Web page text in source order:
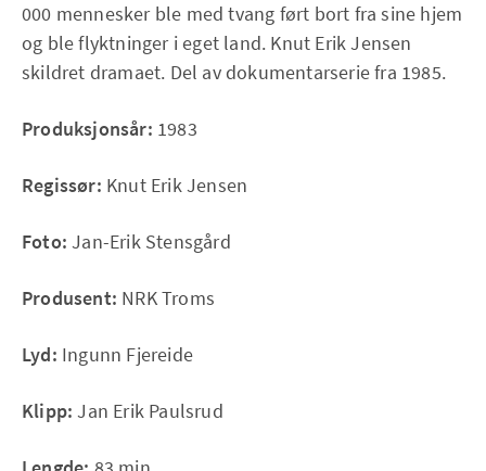
000 mennesker ble med tvang ført bort fra sine hjem
og ble flyktninger i eget land. Knut Erik Jensen
skildret dramaet. Del av dokumentarserie fra 1985.
Produksjonsår: 1983
Regissør: Knut Erik Jensen
Foto: Jan-Erik Stensgård
Produsent: NRK Troms
Lyd: Ingunn Fjereide
Klipp: Jan Erik Paulsrud